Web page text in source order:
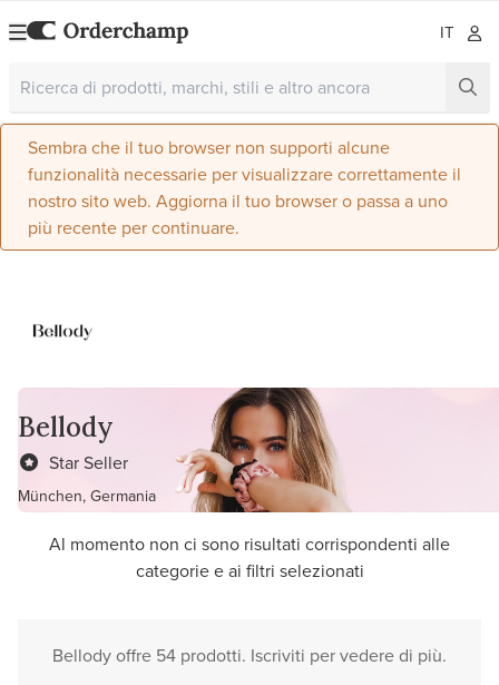
IT
Sembra che il tuo browser non supporti alcune
funzionalità necessarie per visualizzare correttamente il
nostro sito web. Aggiorna il tuo browser o passa a uno
più recente per continuare.
Bellody
Star Seller
München, Germania
Al momento non ci sono risultati corrispondenti alle
categorie e ai filtri selezionati
Bellody offre 54 prodotti. Iscriviti per vedere di più.